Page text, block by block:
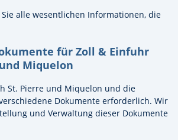
alle wesentlichen Informationen, die
für Zoll & Einfuhr
Miquelon
St. Pierre und Miquelon und die
Dokumente erforderlich. Wir
und Verwaltung dieser Dokumente